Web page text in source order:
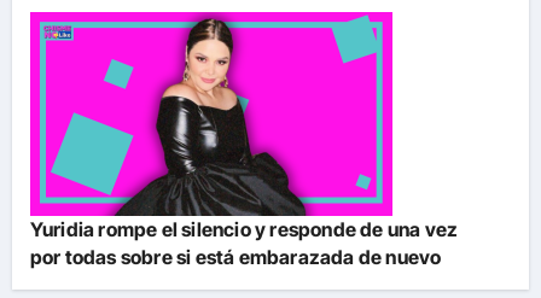
Yuridia rompe el silencio y responde de una vez
por todas sobre si está embarazada de nuevo